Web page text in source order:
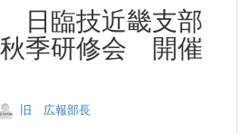
日臨技近畿支部
季研修会 開催
旧 広報部長